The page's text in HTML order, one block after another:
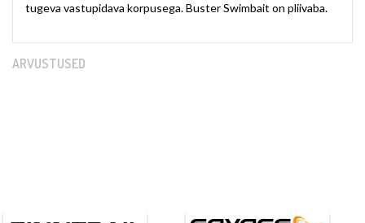
tugeva vastupidava korpusega. Buster Swimbait on pliivaba.
ARVUSTUSED